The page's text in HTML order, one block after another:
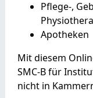
Pflege-,
Apotheken
Mit diesem
SMC-B für
nicht in